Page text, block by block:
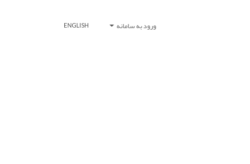
ورود به سامانه ENGLISH